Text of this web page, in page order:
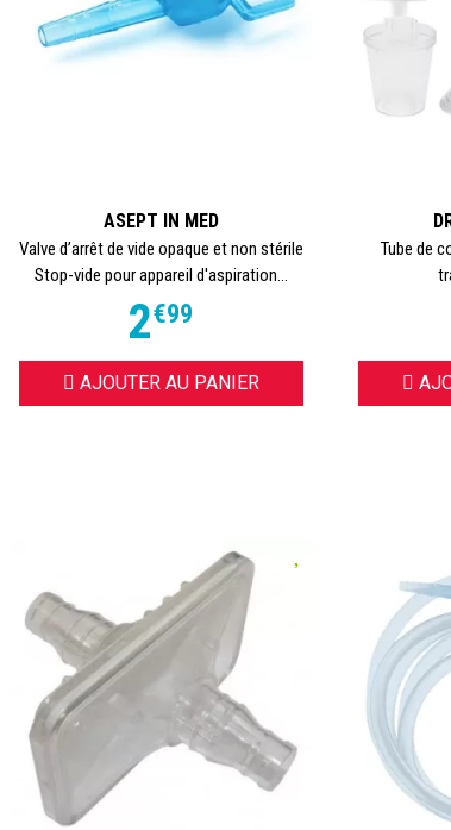
ASEPT IN MED
Valve d’arrêt de vide opaque et non stérile
Stop-vide pour appareil d'aspiration...
2€99
AJOUTER AU PANIER
Tube de